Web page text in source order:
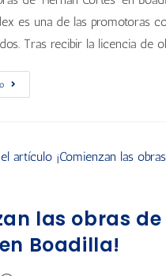
es una de las promotoras
Tras recibir la licencia de
las obras
Boadilla!